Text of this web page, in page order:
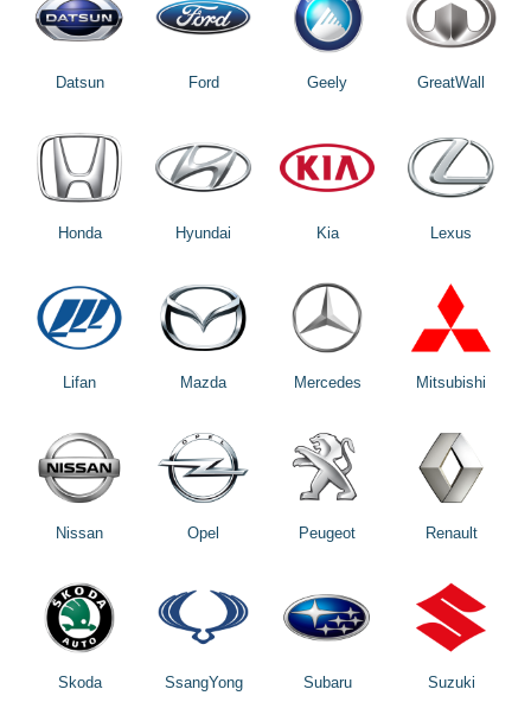
Datsun Ford Geely GreatWall
Honda Hyundai Kia Lexus
Lifan Mazda Mercedes Mitsubishi
Nissan Opel Peugeot Renault
Skoda SsangYong Subaru Suzuki